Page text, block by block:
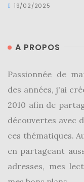
Tutoriels
Bonnes
adresses/
(43)
Coups
de
coeur
19/02/2025
A PROPOS
Passionnée de
des années, j'ai
2010 afin de
découvertes avec
ces thématiques.
en partageant
adresses, mes